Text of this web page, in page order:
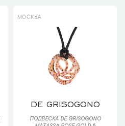
МОСКВА
DE GRISOGONO
ПОДВЕСКА DE GRISOGONO